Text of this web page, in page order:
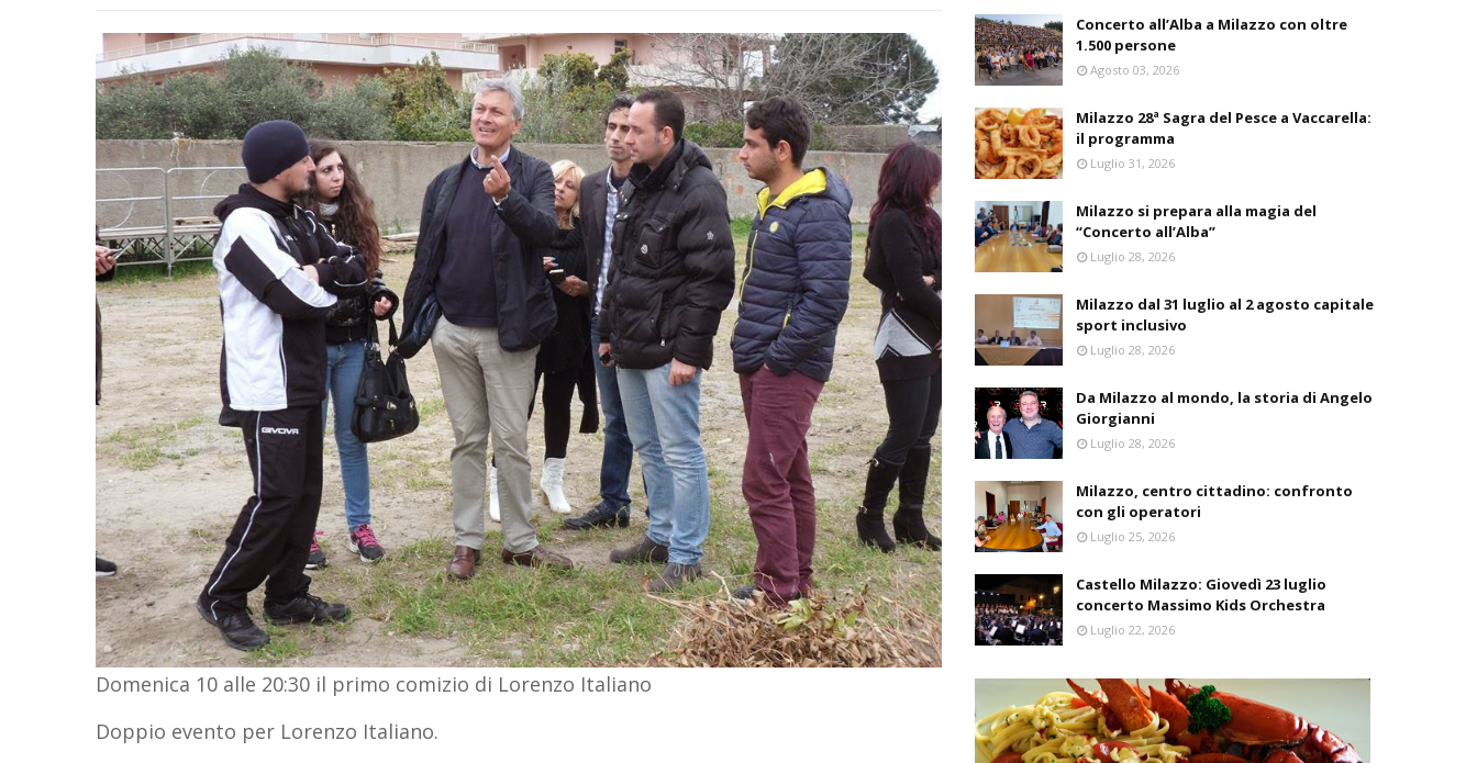
Domenica 10 alle 20:30 il primo comizio di Lorenzo Italiano
Doppio evento per Lorenzo Italiano.
Concerto all’Alba a Milazzo con oltre
1.500 persone
Agosto 03, 2026
Milazzo 28ª Sagra del Pesce a Vaccarella:
il programma
Luglio 31, 2026
Milazzo si prepara alla magia del
“Concerto all’Alba”
Luglio 28, 2026
Milazzo dal 31 luglio al 2 agosto capitale
sport inclusivo
Luglio 28, 2026
Da Milazzo al mondo, la storia di Angelo
Giorgianni
Luglio 28, 2026
Milazzo, centro cittadino: confronto
con gli operatori
Luglio 25, 2026
Castello Milazzo: Giovedì 23 luglio
concerto Massimo Kids Orchestra
Luglio 22, 2026